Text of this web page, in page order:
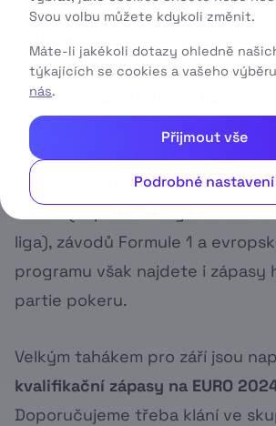
kanály se ve vašíprogramové
Na co se můžete těšit? Kanály
přinášejí divákům
sportu. Na své si přijdou
kvalitního fotbalu na klubové i
úrovni (např. UEFA Liga národů či
liga), závodů Formule 1 a
programu však najdete i zápasy
partie pokeru.
Velkým tahákem pro září jsou
kvalifikační zápasy na EURO
Doporučujeme třeba klání ve
Svou volbu můžete kdykoli změnit.
Máte-li jakékoli dotazy ohledně
týkajících se cookies a vašeho
nás.
Přijmout vše
Podrobné nastavení